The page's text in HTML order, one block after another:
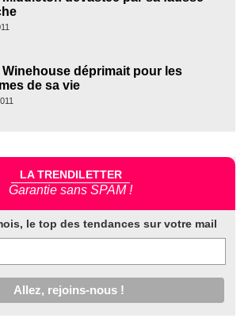
déprimait pour les
de sa vie
LA TRENDILETTER
Garantie sans SPAM !
le top des tendances sur votre mail